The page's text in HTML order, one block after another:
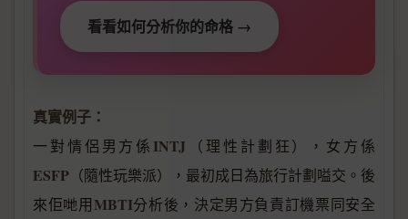
看看如何分析你的命格 →
真實例子：
一對情侶男方係 INTJ （理性計劃狂），女方係
ESFP （隨性玩樂派），最初成日為旅行計劃嗌交。後
來佢哋用MBTI分析後，決定男方負責訂機票同安全